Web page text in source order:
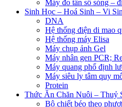
Máy đo tần số sóng –
Sinh Học – Hoá Sinh – Vi
DNA
Hệ thống điện di mao
Hệ thống máy Elisa
Máy chụp ảnh Gel
Máy nhân gen PCR;
Máy quang phổ định
Máy siêu ly tâm quy
Protein
Thức Ăn Chăn Nuôi – Thuỷ
Bộ chiết béo theo